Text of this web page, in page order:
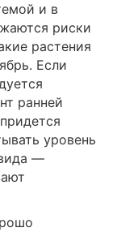
и в
риски
растения
Если
ранней
уровень
—